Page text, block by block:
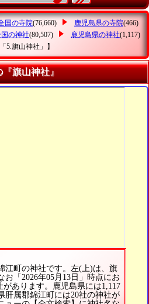
国の寺院(76,660) 鹿児島県の寺院(466)
の神社(80,507) 鹿児島県の神社(1,117)
「5.旗山神社」 】
『旗山神社』
江町の神社です。左(上)は、旗
「2026年05月13日」時点にお
あります。鹿児島県には1,117
肝属郡錦江町には20社の神社が